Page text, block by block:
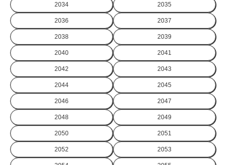
2034 2035
2036 2037
2038 2039
2040 2041
2042 2043
2044 2045
2046 2047
2048 2049
2050 2051
2052 2053